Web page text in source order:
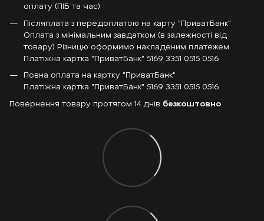
оплату (ПІБ та час)
Післяплата з передоплатою на карту "ПриватБанк"
Оплата з мінімальним завдатком (в залежності від
товару) Різницю оформимо накладеним платежем.
Платіжна картка "ПриватБанк" 5169 3351 0515 0516
Повна оплата на картку "ПриватБанк"
Платіжна картка "ПриватБанк" 5169 3351 0515 0516
Повернення товару протягом 14 днів безкоштовно